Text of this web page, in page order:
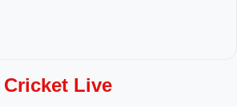
Cricket Live